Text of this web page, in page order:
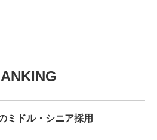
JOURNAL
ミドル・シニア採用